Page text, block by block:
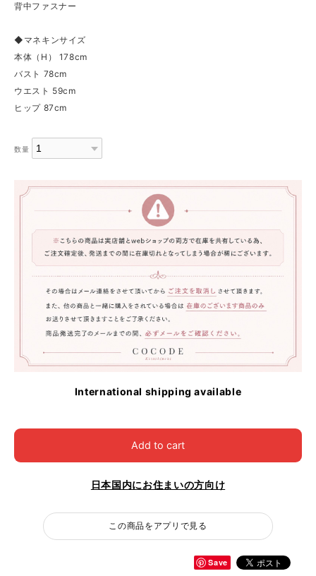
背中ファスナー
◆マネキンサイズ
本体（H） 178cm
バスト 78cm
ウエスト 59cm
ヒップ 87cm
数量
International shipping available
Add to cart
日本国内にお住まいの方向け
この商品をアプリで見る
Save